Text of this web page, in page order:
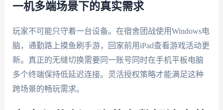
一机多端场景下的真实需求
玩家不可能只守着一台设备。在宿舍团战使用Windows电
脑，通勤路上摸鱼刷手游，回家前用iPad查看游戏活动更
新。真正的无缝切换需要同一账号同时在手机平板电脑
多个终端保持低延迟连接。灵活授权策略才能满足这种
跨场景的畅玩需求。